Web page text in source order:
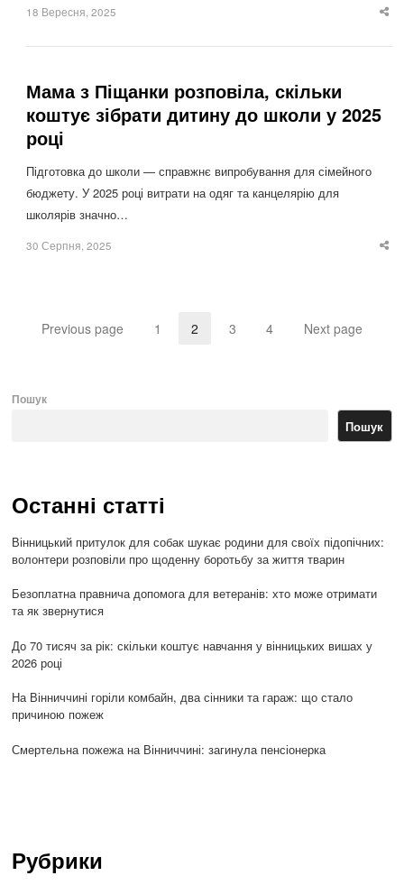
18 Вересня, 2025
Мама з Піщанки розповіла, скільки
коштує зібрати дитину до школи у 2025
році
Підготовка до школи — справжнє випробування для сімейного
бюджету. У 2025 році витрати на одяг та канцелярію для
школярів значно…
30 Серпня, 2025
Previous page Page
1 Page
2 Page
3 Page
4 Next page
Пошук
Пошук
Останні статті
Вінницький притулок для собак шукає родини для своїх підопічних:
волонтери розповіли про щоденну боротьбу за життя тварин
Безоплатна правнича допомога для ветеранів: хто може отримати
та як звернутися
До 70 тисяч за рік: скільки коштує навчання у вінницьких вишах у
2026 році
На Вінниччині горіли комбайн, два сінники та гараж: що стало
причиною пожеж
Смертельна пожежа на Вінниччині: загинула пенсіонерка
Рубрики